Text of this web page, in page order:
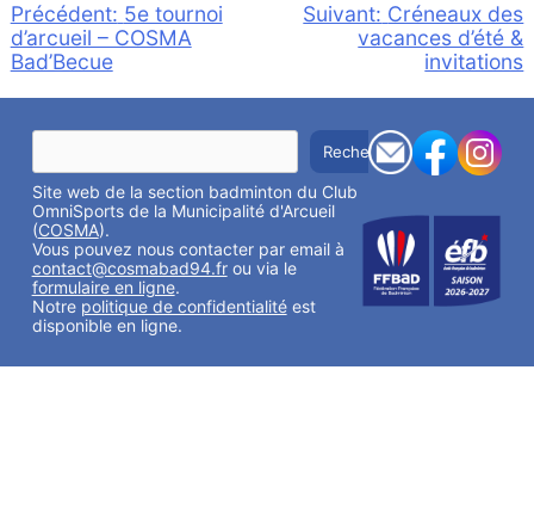
Navigation
de
l’article
Précédent: 5e tournoi
d’arcueil – COSMA
Bad’Becue
Suivant: Créneaux des
vacances d’été &
invitations
R
c
h
e
r
c
h
e
r
Rechercher
Site web de la section badminton du Club
OmniSports de la Municipalité d'Arcueil
(COSMA).
Vous pouvez nous contacter par email à
contact@cosmabad94.frou via le
formulaire en ligne.
Notre politique de confidentialitéest
disponible en ligne.